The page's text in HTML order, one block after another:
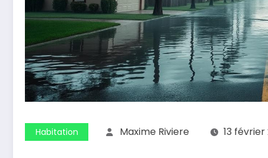
Habitation Maxime Riviere 13 février